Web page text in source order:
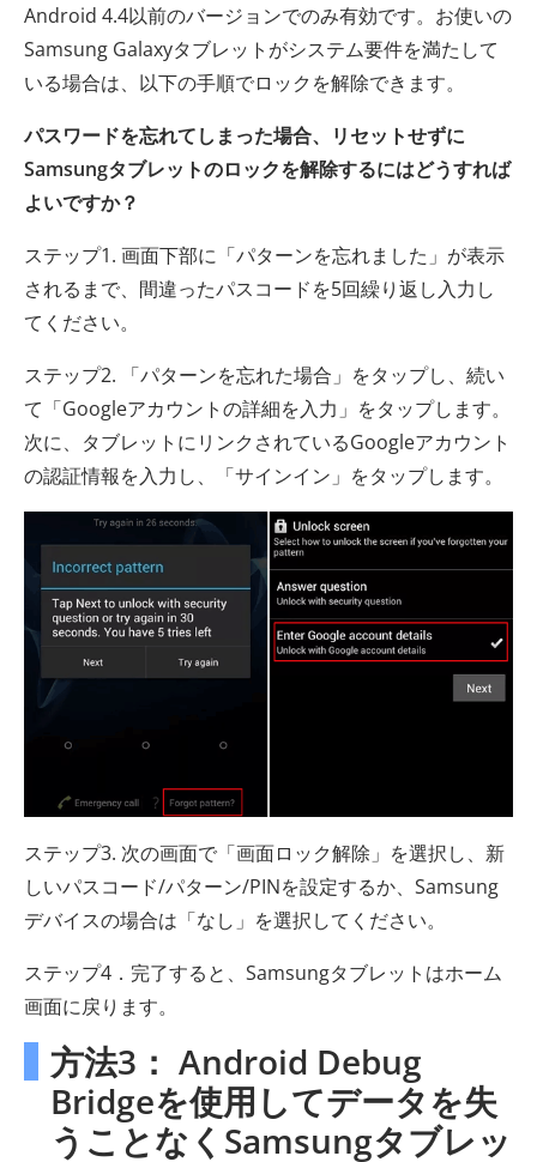
Android 4.4以前のバージョンでのみ有効です。お使いの
Samsung Galaxyタブレットがシステム要件を満たして
いる場合は、以下の手順でロックを解除できます。
パスワードを忘れてしまった場合、リセットせずに
Samsungタブレットのロックを解除するにはどうすれば
よいですか？
ステップ1. 画面下部に「パターンを忘れました」が表示
されるまで、間違ったパスコードを5回繰り返し入力し
てください。
ステップ2. 「パターンを忘れた場合」をタップし、続い
て「Googleアカウントの詳細を入力」をタップします。
次に、タブレットにリンクされているGoogleアカウント
の認証情報を入力し、「サインイン」をタップします。
ステップ3. 次の画面で「画面ロック解除」を選択し、新
しいパスコード/パターン/PINを設定するか、Samsung
デバイスの場合は「なし」を選択してください。
ステップ4．完了すると、Samsungタブレットはホーム
画面に戻ります。
方法3： Android Debug
Bridgeを使用してデータを失
うことなくSamsungタブレッ